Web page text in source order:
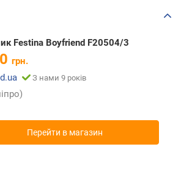
Festina Boyfriend F20504/3
грн.
З нами 9 років
Перейти в магазин